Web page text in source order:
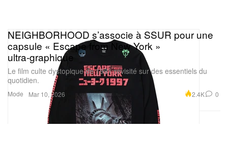
Mode
NEIGHBORHOOD s’associe à SSUR pour une
capsule « Escape from New York »
ultra‑graphique
Le film culte dystopique de 1981 revisité sur des essentiels du
quotidien.
Mar 10, 2026 2.4K 0